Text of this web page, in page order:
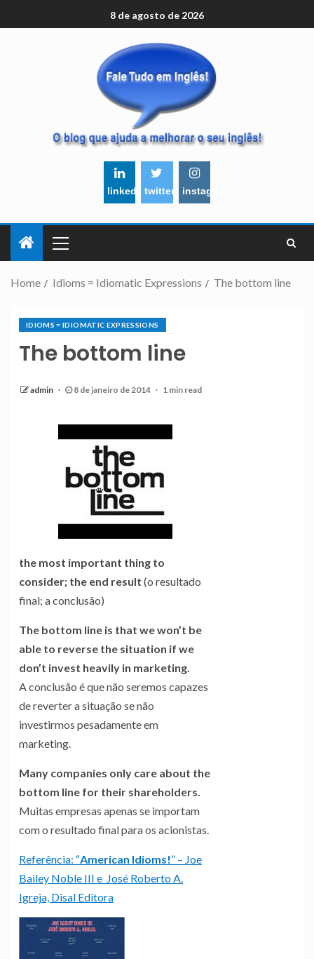
8 de agosto de 2026
linkedintwitter instagram
Home Idioms = Idiomatic Expressions The bottom line
IDIOMS = IDIOMATIC EXPRESSIONS
The bottom line
admin 8 de janeiro de 2014 1 min read
the most important thing to
consider; the end result (o resultado
final; a conclusão)
The bottom line is that we won’t be
able to reverse the situation if we
don’t invest heavily in marketing.
A conclusão é que não seremos capazes
de reverter a situação se não
investirmos pesadamente em
marketing.
Many companies only care about the
bottom line for their shareholders.
Muitas empresas apenas se importam
com o resultado final para os acionistas.
Referência: “American Idioms!” – Joe
Bailey Noble III e José Roberto A.
Igreja, Disal Editora